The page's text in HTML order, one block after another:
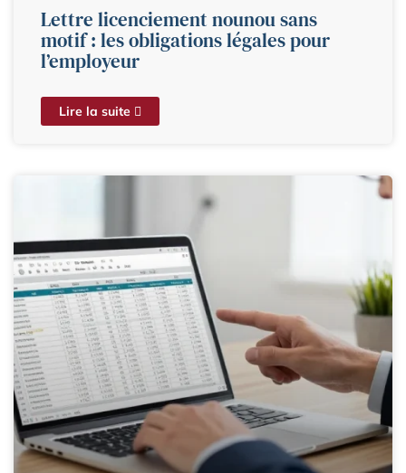
Lettre licenciement nounou sans
motif : les obligations légales pour
l’employeur
Lire la suite